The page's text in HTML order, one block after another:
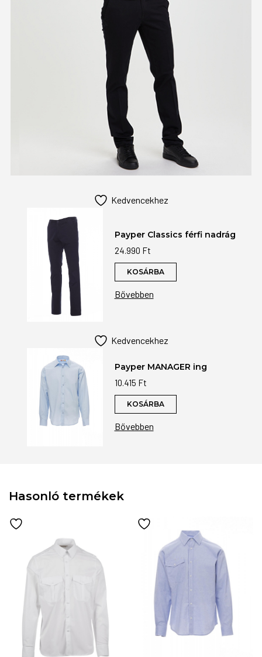
Kedvencekhez
Payper Classics férfi nadrág
24.990 Ft
KOSÁRBA
Bővebben
Kedvencekhez
Payper MANAGER ing
10.415 Ft
KOSÁRBA
Bővebben
Hasonló termékek